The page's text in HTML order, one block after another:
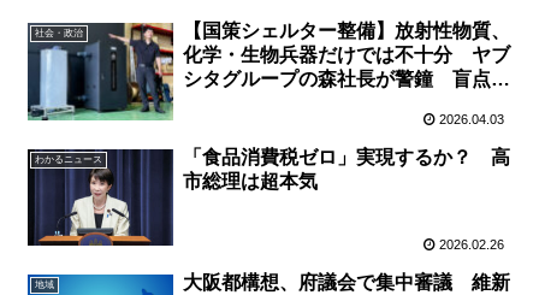
社会・政治
【国策シェルター整備】放射性物質、
化学・生物兵器だけでは不十分 ヤブ
シタグループの森社長が警鐘 盲点は
2026.04.03
わかるニュース
「食品消費税ゼロ」実現するか？ 高
市総理は超本気
2026.02.26
地域
大阪都構想、府議会で集中審議 維新